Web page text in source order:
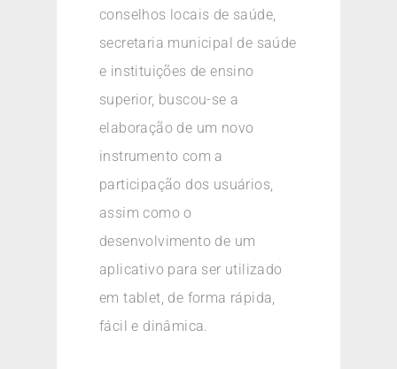
conselhos locais de saúde,
secretaria municipal de saúde
e instituições de ensino
superior, buscou-se a
elaboração de um novo
instrumento com a
participação dos usuários,
assim como o
desenvolvimento de um
aplicativo para ser utilizado
em tablet, de forma rápida,
fácil e dinâmica.